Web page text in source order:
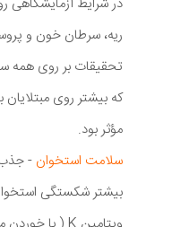
ریه، سرطان خون و
تحقیقات بر روی همه
که بیشتر روی
مؤثر بود.
سلامت استخوان
بیشتر شکستگی